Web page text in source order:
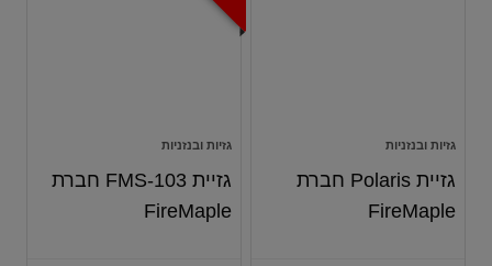
גזיות ובנזניות
גזיית Polaris חברת
FireMaple
גזיות ובנזניות
גזיית FMS-103 חברת
FireMaple